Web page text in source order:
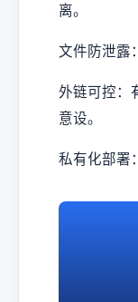
离。
文件防泄露
外链可控：
意设。
私有化部署